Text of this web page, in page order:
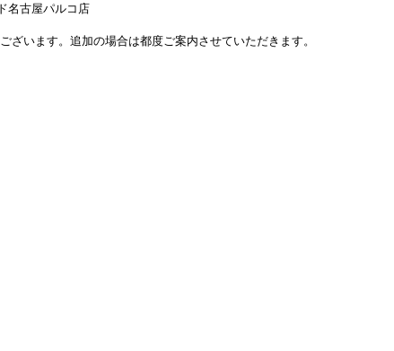
名古屋パルコ店
ざいます。追加の場合は都度ご案内させていただきます。